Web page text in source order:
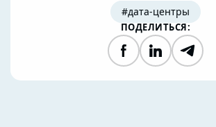
#дата-центры
ПОДЕЛИТЬСЯ:
FacebookLinkedIn